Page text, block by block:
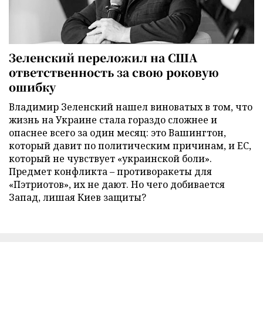
Зеленский переложил на США
ответственность за свою роковую
ошибку
Владимир Зеленский нашел виноватых в том, что
жизнь на Украине стала гораздо сложнее и
опаснее всего за один месяц: это Вашингтон,
который давит по политическим причинам, и ЕС,
который не чувствует «украинской боли».
Предмет конфликта – противоракеты для
«Пэтриотов», их не дают. Но чего добивается
Запад, лишая Киев защиты?